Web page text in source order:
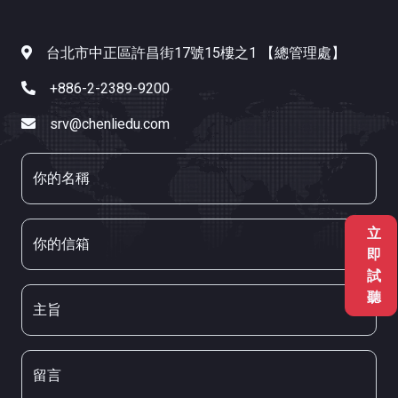
台北市中正區許昌街17號15樓之1 【總管理處】
+886-2-2389-9200
srv@chenliedu.com
你的名稱
你的信箱
主旨
留言
立
即
試
聽